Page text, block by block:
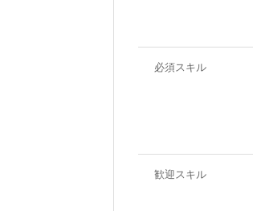
必須スキル
歓迎スキル